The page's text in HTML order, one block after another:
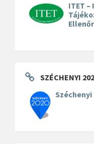
ITET
SZÉCHENYI
Széchenyi